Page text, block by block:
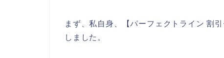
まず、私自身、【パーフェクトライン 割
しました。